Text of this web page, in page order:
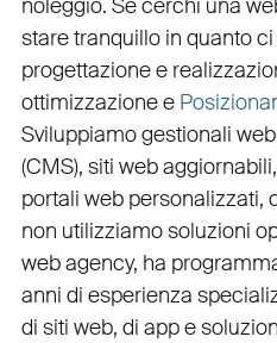
stare tranquillo in quanto
progettazione e
ottimizzazionee
Sviluppiamogestionali
(CMS), siti web aggiornabili,
portali web personalizzati,
non utilizziamo soluzioni
web agency, ha
anni di esperienza
di siti web, di app e